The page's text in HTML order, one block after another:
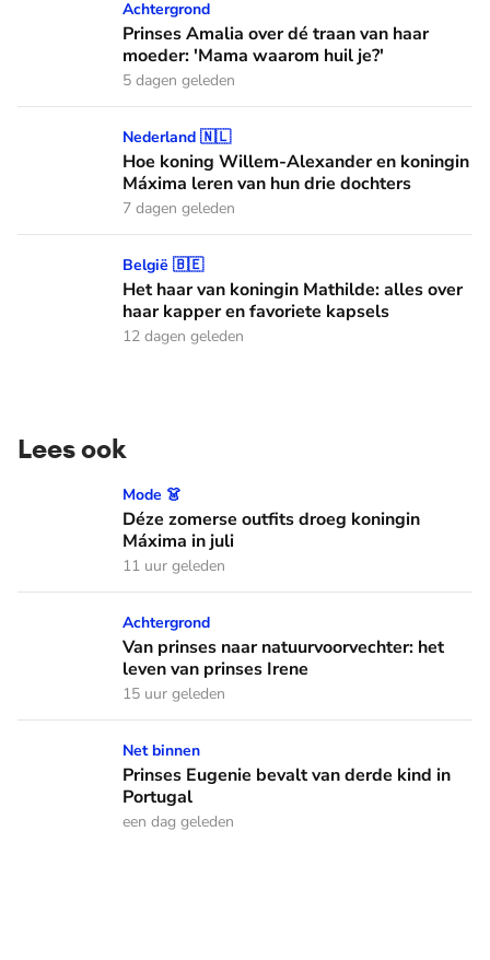
Prinses Amalia over dé traan van haar moeder: 'Mama
Achtergrond
Prinses Amalia over dé traan van haar
moeder: 'Mama waarom huil je?'
5 dagen geleden
Hoe koning Willem-Alexander en koningin Máxima leren
Nederland 🇳🇱
Hoe koning Willem-Alexander en koningin
Máxima leren van hun drie dochters
7 dagen geleden
Het haar van koningin Mathilde: alles over haar kapper en
België 🇧🇪
Het haar van koningin Mathilde: alles over
haar kapper en favoriete kapsels
12 dagen geleden
Lees ook
Déze zomerse outfits droeg koningin Máxima in juli
Mode 👗
Déze zomerse outfits droeg koningin
Máxima in juli
11 uur geleden
Van prinses naar natuurvoorvechter: het leven van prinses
Achtergrond
Van prinses naar natuurvoorvechter: het
leven van prinses Irene
15 uur geleden
Prinses Eugenie bevalt van derde kind in Portugal
Net binnen
Prinses Eugenie bevalt van derde kind in
Portugal
een dag geleden